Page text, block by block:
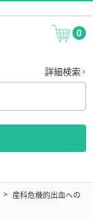
0
詳細検索
産科危機的出血への